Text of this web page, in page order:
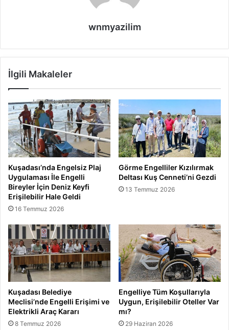
wnmyazilim
İlgili Makaleler
Kuşadası’nda Engelsiz Plaj
Uygulaması İle Engelli
Bireyler İçin Deniz Keyfi
Erişilebilir Hale Geldi
16 Temmuz 2026
Görme Engelliler Kızılırmak
Deltası Kuş Cenneti’ni Gezdi
13 Temmuz 2026
Kuşadası Belediye
Meclisi’nde Engelli Erişimi ve
Elektrikli Araç Kararı
8 Temmuz 2026
Engelliye Tüm Koşullarıyla
Uygun, Erişilebilir Oteller Var
mı?
29 Haziran 2026